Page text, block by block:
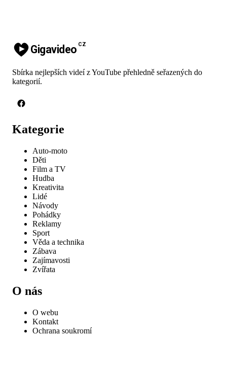
Gigavideo CZ
Sbírka nejlepších videí z YouTube přehledně seřazených do
kategorií.
Kategorie
Auto-moto
Děti
Film a TV
Hudba
Kreativita
Lidé
Návody
Pohádky
Reklamy
Sport
Věda a technika
Zábava
Zajímavosti
Zvířata
O nás
O webu
Kontakt
Ochrana soukromí